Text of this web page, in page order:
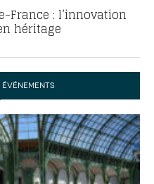
France : l’innovation
héritage